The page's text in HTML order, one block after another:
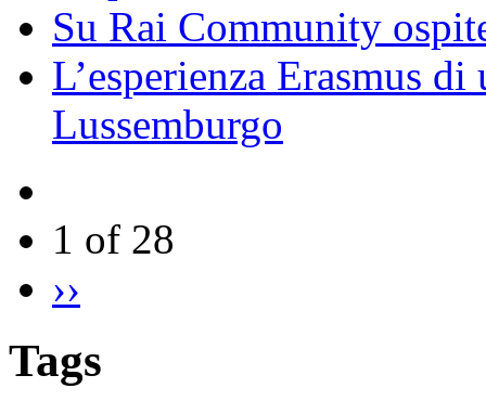
Su Rai Community
L’esperienza Erasmus
Lussemburgo
1 of 28
››
Tags